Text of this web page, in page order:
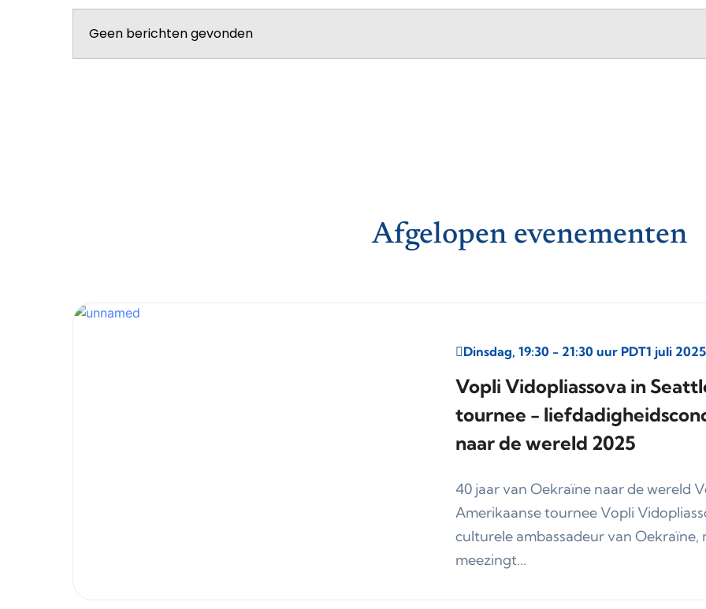
Geen berichten gevonden
Afgelopen evenementen
Vopli Vidopliassova in
tournee -
naar de wereld 2025
Dinsdag, 19:30 - 21:30 uur PDT1 juli 2025
40 jaar van Oekraïne naar de wereld
Amerikaanse tournee Vopli
culturele ambassadeur van
meezingt...